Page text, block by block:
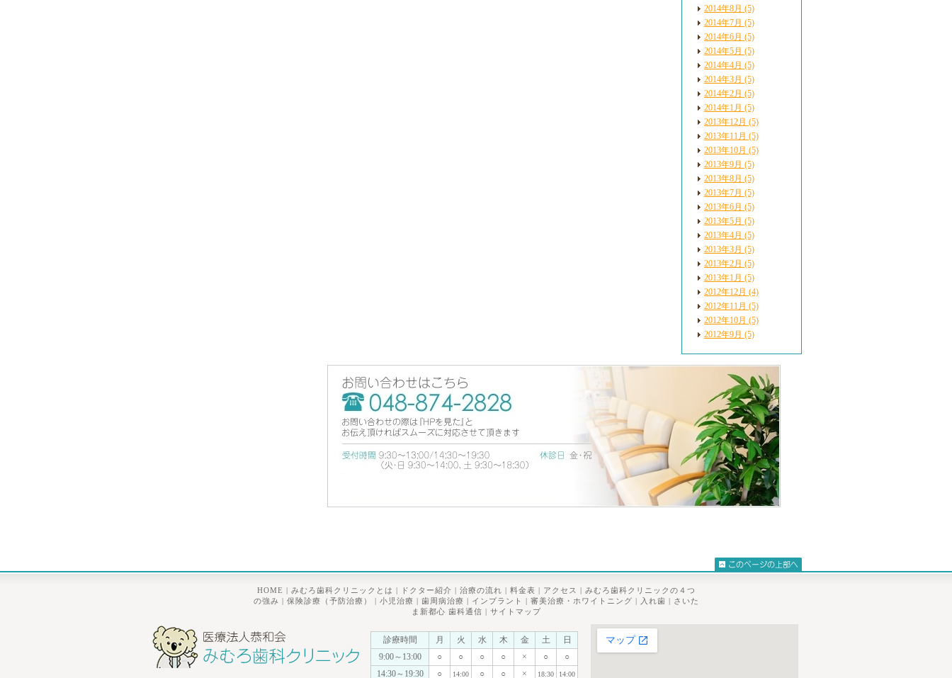
2014年8月 (5)
2014年7月 (5)
2014年6月 (5)
2014年5月 (5)
2014年4月 (5)
2014年3月 (5)
2014年2月 (5)
2014年1月 (5)
2013年12月 (5)
2013年11月 (5)
2013年10月 (5)
2013年9月 (5)
2013年8月 (5)
2013年7月 (5)
2013年6月 (5)
2013年5月 (5)
2013年4月 (5)
2013年3月 (5)
2013年2月 (5)
2013年1月 (5)
2012年12月 (4)
2012年11月 (5)
2012年10月 (5)
2012年9月 (5)
HOME | みむろ歯科クリニックとは | ドクター紹介 | 治療の流れ | 料金表 | アクセス | みむろ歯科クリニックの４つ
の強み | 保険診療（予防治療） | 小児治療 | 歯周病治療 | インプラント | 審美治療・ホワイトニング | 入れ歯 | さいた
ま新都心 歯科通信 | サイトマップ
診療時間 月 火 水 木 金 土
日
9:00～13:00
○ ○ ○ ○ × ○
○
14:30～19:30
○ 14:00 ○ ○ × 18:30 14:00